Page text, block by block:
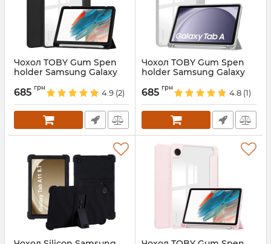
Чохол TOBY Gum Spen
holder Samsung Galaxy
Артикул: 688337
685 грн
4.9 (2)
Чохол TOBY Gum Spen
holder Samsung Galaxy
Артикул: 688340
685 грн
4.8 (1)